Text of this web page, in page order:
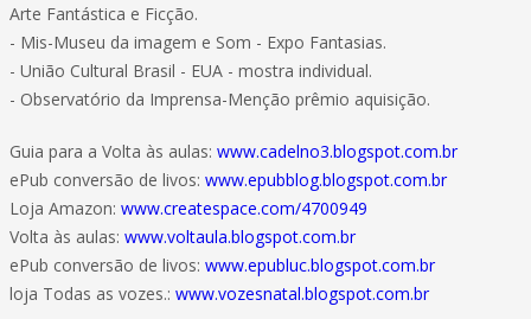
Arte Fantástica e Ficção.
- Mis-Museu da imagem e Som - Expo Fantasias.
- União Cultural Brasil - EUA - mostra individual.
- Observatório da Imprensa-Menção prêmio aquisição.
Guia para a Volta às aulas: www.cadelno3.blogspot.com.br
ePub conversão de livos: www.epubblog.blogspot.com.br
Loja Amazon: www.createspace.com/4700949
Volta às aulas: www.voltaula.blogspot.com.br
ePub conversão de livos: www.epubluc.blogspot.com.br
loja Todas as vozes.: www.vozesnatal.blogspot.com.br